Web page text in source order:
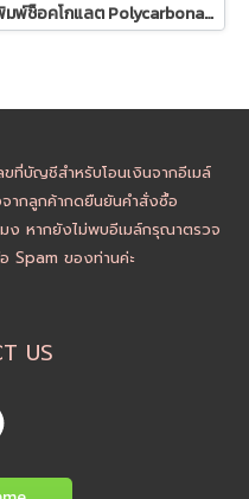
พิมพ์ช็อคโกแลต Polycarbonate รูปมงกุฎ (2026)
ขที่บัญชีสำหรับโอนเงินจากอีเมล์
ากลูกค้ากดยืนยันคำสั่งซื้อ
ง หากยังไม่พบอีเมล์กรุณาตรวจ
Spam ของท่านค่ะ
US